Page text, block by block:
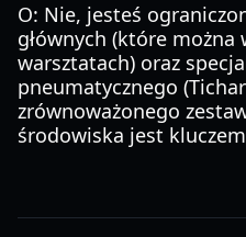
O: Nie, jesteś
głównych (które można
warsztatach) oraz
pneumatycznego
zrównoważonego
środowiska jest